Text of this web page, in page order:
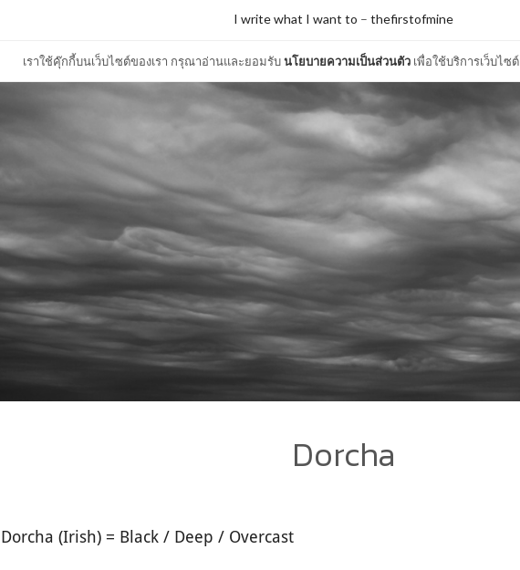
เราใช้คุ๊กกี้บนเว็บไซต์ของเรา กรุณาอ่านและยอมรับนโยบายความเป็นส่วนตัว เพื่อใช้บริการเว็บไซต์
I write what I want to – thefirstofmine
Dorcha
Dorcha (Irish) = Black / Deep / Overcast